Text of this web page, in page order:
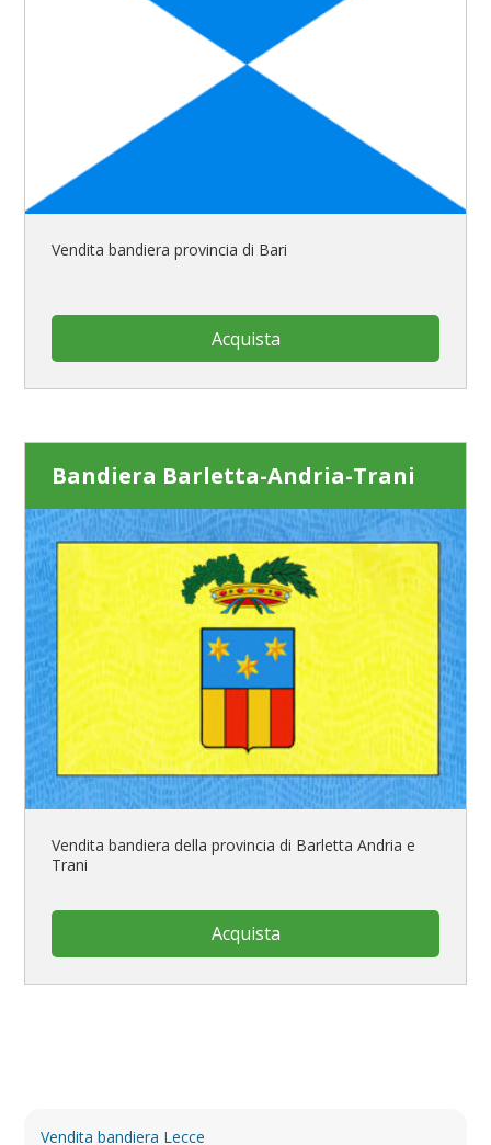
Vendita bandiera provincia di Bari
Acquista
Bandiera Barletta-Andria-Trani
Vendita bandiera della provincia di Barletta Andria e
Trani
Acquista
Vendita bandiera Lecce